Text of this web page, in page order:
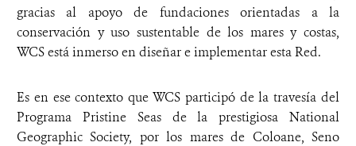
gracias al apoyo de fundaciones orientadas a la
conservación y uso sustentable de los mares y costas,
WCS está inmerso en diseñar e implementar esta Red.
Es en ese contexto que WCS participó de la travesía del
Programa Pristine Seas de la prestigiosa National
Geographic Society, por los mares de Coloane, Seno